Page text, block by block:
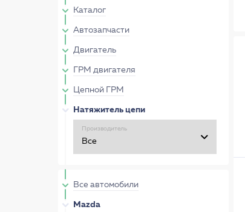
Каталог
Автозапчасти
Двигатель
ГРМ двигателя
Цепной ГРМ
Натяжитель цепи
Производитель
Все автомобили
Mazda